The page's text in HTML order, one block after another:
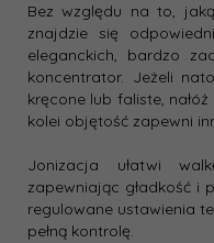
Bez względu na to,
znajdzie się
eleganckich, bardzo
koncentrator. Jeżeli
kręcone lub faliste,
kolei objętość zapewni
Jonizacja ułatwi
zapewniając gładkość i
regulowane ustawienia
pełną kontrolę.